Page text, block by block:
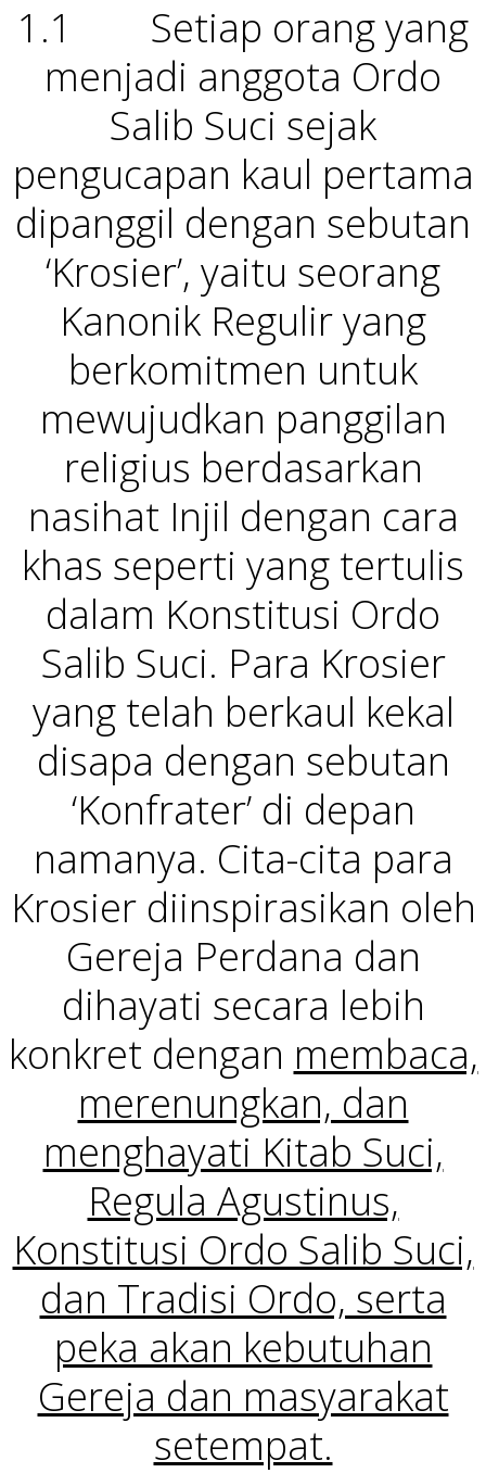
1.1 Setiap orang yang
menjadi anggota Ordo
Salib Suci sejak
pengucapan kaul pertama
dipanggil dengan sebutan
‘Krosier’, yaitu seorang
Kanonik Regulir yang
berkomitmen untuk
mewujudkan panggilan
religius berdasarkan
nasihat Injil dengan cara
khas seperti yang tertulis
dalam Konstitusi Ordo
Salib Suci. Para Krosier
yang telah berkaul kekal
disapa dengan sebutan
‘Konfrater’ di depan
namanya. Cita-cita para
Krosier diinspirasikan oleh
Gereja Perdana dan
dihayati secara lebih
konkret dengan membaca,
merenungkan, dan
menghayati Kitab Suci,
Regula Agustinus,
Konstitusi Ordo Salib Suci,
dan Tradisi Ordo, serta
peka akan kebutuhan
Gereja dan masyarakat
setempat.